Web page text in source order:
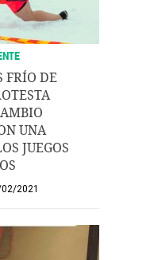
FRÍO DE
UNA
JUEGOS
2021